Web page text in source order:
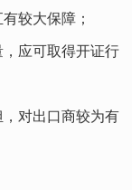
较大保障；
应可取得开证行
对出口商较为有